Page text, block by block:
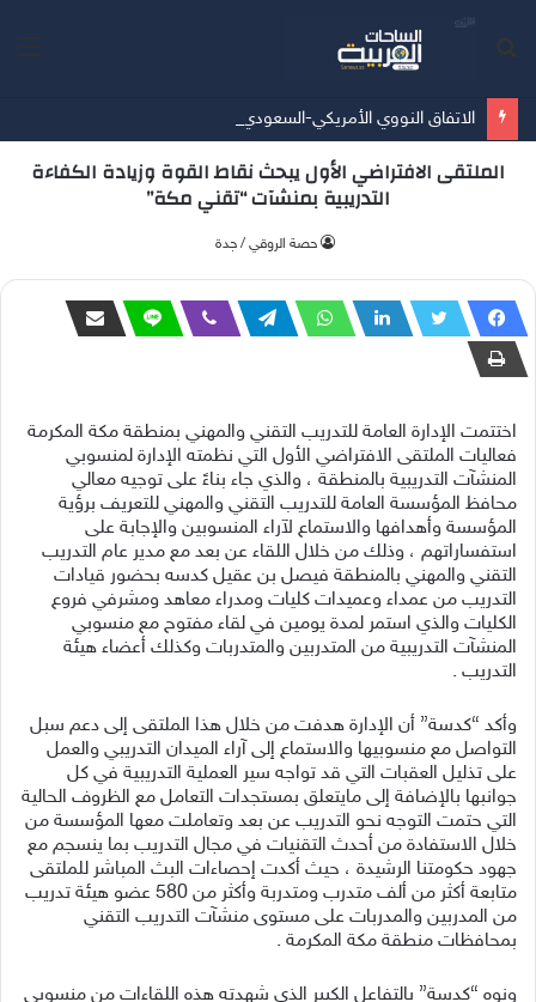
الملتقى الافتراضي الأول يبحث نقاط القوة وزيادة الكفاءة
التدريبية بمنشآت “تقني مكة”
‫حصة الروقي / جدة
اختتمت الإدارة العامة للتدريب التقني والمهني بمنطقة مكة المكرمة
فعاليات الملتقى الافتراضي الأول التي نظمته الإدارة لمنسوبي
المنشآت التدريبية بالمنطقة ، والذي جاء بناءً على توجيه معالي
محافظ المؤسسة العامة للتدريب التقني والمهني للتعريف برؤية
المؤسسة وأهدافها والاستماع لآراء المنسوبين والإجابة على
استفساراتهم ، وذلك من خلال اللقاء عن بعد مع مدير عام التدريب
التقني والمهني بالمنطقة فيصل بن عقيل كدسه بحضور قيادات
التدريب من عمداء وعميدات كليات ومدراء معاهد ومشرفي فروع
الكليات والذي استمر لمدة يومين في لقاء مفتوح مع منسوبي
المنشآت التدريبية من المتدربين والمتدربات وكذلك أعضاء هيئة
التدريب .
وأكد “كدسة” أن الإدارة هدفت من خلال هذا الملتقى إلى دعم سبل
التواصل مع منسوبيها والاستماع إلى آراء الميدان التدريبي والعمل
على تذليل العقبات التي قد تواجه سير العملية التدريبية في كل
جوانبها بالإضافة إلى مايتعلق بمستجدات التعامل مع الظروف الحالية
التي حتمت التوجه نحو التدريب عن بعد وتعاملت معها المؤسسة من
خلال الاستفادة من أحدث التقنيات في مجال التدريب بما ينسجم مع
جهود حكومتنا الرشيدة ، حيث أكدت إحصاءات البث المباشر للملتقى
متابعة أكثر من ألف متدرب ومتدربة وأكثر من 580 عضو هيئة تدريب
من المدربين والمدربات على مستوى منشآت التدريب التقني
بمحافظات منطقة مكة المكرمة .
ونوه “كدسة” بالتفاعل الكبير الذي شهدته هذه اللقاءات من منسوبي